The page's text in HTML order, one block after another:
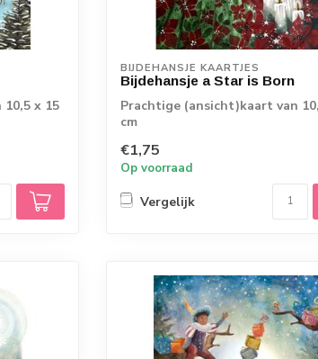
x 15
BIJDEHANSJE KAARTJES
Bijdehansje a Star is Born
Prachtige (ansicht)kaart van
cm
€1,75
Op voorraad
Vergelijk